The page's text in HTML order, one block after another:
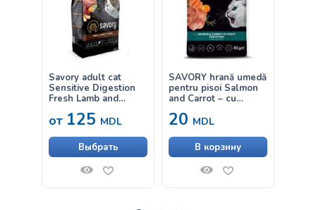
Savory adult cat
Sensitive Digestion
Fresh Lamb and
cu miel și curcan
cu digestie sensibilă
от 125 MDL
Выбрать
SAVORY hrană umedă
pentru pisoi Salmon
and Carrot – cu
sos 85g
20 MDL
В корзину